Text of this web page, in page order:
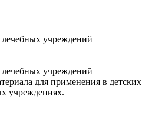
учреждений
учреждений
для применения в детских
учреждениях.